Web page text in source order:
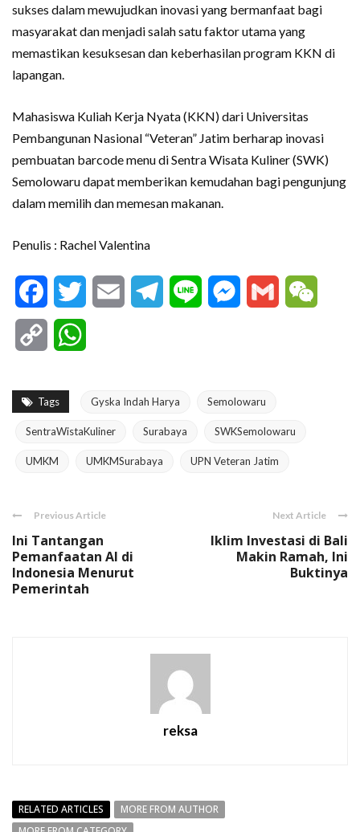
sukses dalam mewujudkan inovasi yang bermanfaat bagi
masyarakat dan menjadi salah satu faktor utama yang
memastikan kesuksesan dan keberhasilan program KKN di
lapangan.
Mahasiswa Kuliah Kerja Nyata (KKN) dari Universitas
Pembangunan Nasional “Veteran” Jatim berharap inovasi
pembuatan barcode menu di Sentra Wisata Kuliner (SWK)
Semolowaru dapat memberikan kemudahan bagi pengunjung
dalam memilih dan memesan makanan.
Penulis : Rachel Valentina
FacebookTwitter Email Telegram
Line Messenger
Gmail
Copy
Tags Gyska Indah Harya Semolowaru
SentraWistaKuliner Surabaya SWKSemolowaru
UMKM UMKMSurabaya UPN Veteran Jatim
Previous Article
Ini Tantangan
Pemanfaatan AI di
Indonesia Menurut
Pemerintah
Next Article
Iklim Investasi di Bali
Makin Ramah, Ini
Buktinya
reksa
RELATED ARTICLES
MORE FROM AUTHOR